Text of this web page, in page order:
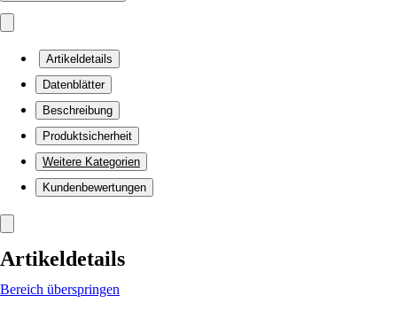
Artikeldetails
Datenblätter
Beschreibung
Produktsicherheit
Weitere Kategorien
Kundenbewertungen
Artikeldetails
Bereich überspringen